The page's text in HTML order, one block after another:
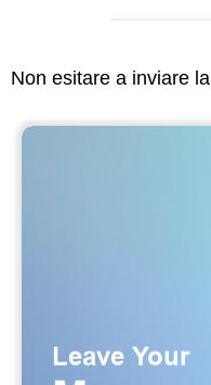
Non esitare a inviare